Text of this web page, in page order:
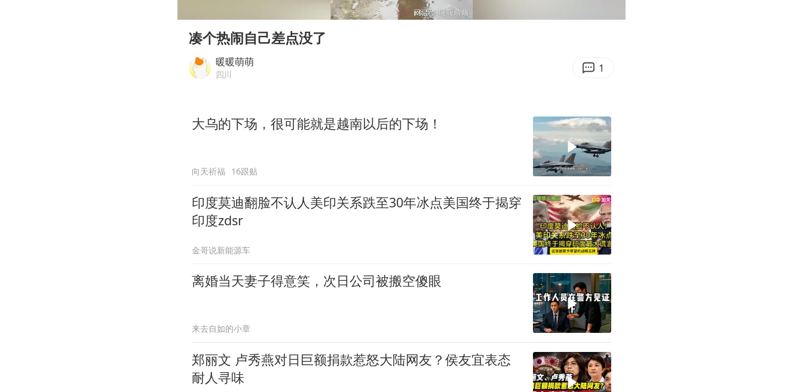
船舶避风项目停工 多地全力防台风
命案逃犯躲进深山21年活得像野人
男子结婚8年发现3个女儿均非亲生
凑个热闹自己差点没了
暖暖萌萌
四川 1
大乌的下场，很可能就是越南以后的下场！
向天祈福 16跟贴
印度莫迪翻脸不认人美印关系跌至30年冰点美国终于揭穿
印度zdsr
金哥说新能源车
离婚当天妻子得意笑，次日公司被搬空傻眼
来去自如的小章
郑丽文 卢秀燕对日巨额捐款惹怒大陆网友？侯友宜表态
耐人寻味